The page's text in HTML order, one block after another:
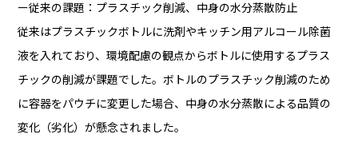
ー従来の課題：プラスチック削減、中身の水分蒸散防止
従来はプラスチックボトルに洗剤やキッチン用アルコール除菌
液を入れており、環境配慮の観点からボトルに使用するプラス
チックの削減が課題でした。ボトルのプラスチック削減のため
に容器をパウチに変更した場合、中身の水分蒸散による品質の
変化（劣化）が懸念されました。